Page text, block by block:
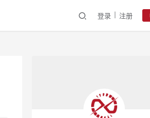
登录 注册